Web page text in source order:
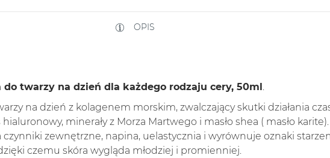
OPIS
twarzy na dzień dla każdego rodzaju cery, 50ml .
na dzień z kolagenem morskim, zwalczający skutki działania
minerały z Morza Martwego i masło shea ( masło
zewnętrzne, napina, uelastycznia i wyrównuje oznaki
czemu skóra wygląda młodziej i promienniej.